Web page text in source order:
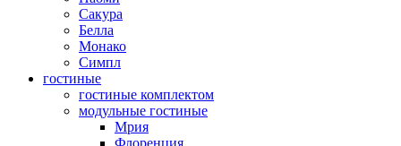
Сакура
Белла
Монако
Симпл
гостиные
гостиные комплектом
модульные гостиные
Мрия
Флоренция